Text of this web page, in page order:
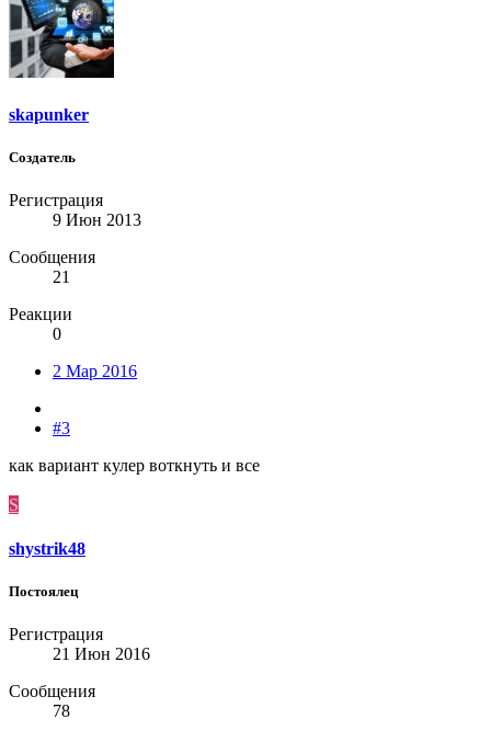
skapunker
Создатель
Регистрация
9 Июн 2013
Сообщения
21
Реакции
0
2 Мар 2016
#3
как вариант кулер воткнуть и все
S
shystrik48
Постоялец
Регистрация
21 Июн 2016
Сообщения
78